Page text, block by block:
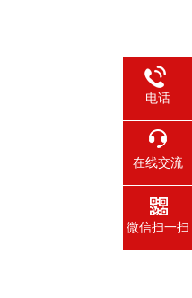
电话
在线交流
微信扫一扫